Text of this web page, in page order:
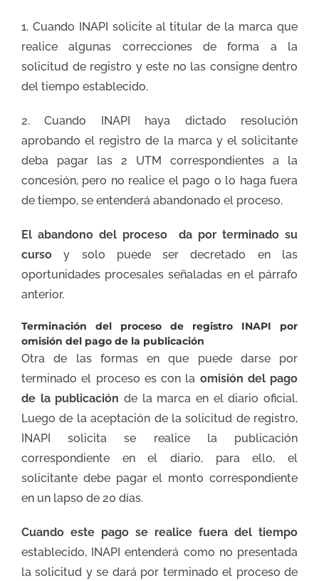
1. Cuando INAPI solicite al titular de la marca que
realice algunas correcciones de forma a la
solicitud de registro y este no las consigne dentro
del tiempo establecido.
2. Cuando INAPI haya dictado resolución
aprobando el registro de la marca y el solicitante
deba pagar las 2 UTM correspondientes a la
concesión, pero no realice el pago o lo haga fuera
de tiempo, se entenderá abandonado el proceso.
El abandono del proceso da por terminado su
cursoy solo puede ser decretado en las
oportunidades procesales señaladas en el párrafo
anterior.
Terminación del proceso de registro INAPI por
omisión del pago de la publicación
Otra de las formas en que puede darse por
terminado el proceso es con la omisión del pago
de la publicación de la marca en el diario oficial.
Luego de la aceptación de la solicitud de registro,
INAPI solicita se realice la publicación
correspondiente en el diario, para ello, el
solicitante debe pagar el monto correspondiente
en un lapso de 20 días.
Cuando este pago se realice fuera del tiempo
establecido, INAPI entenderá como no presentada
la solicitud y se dará por terminado el proceso de